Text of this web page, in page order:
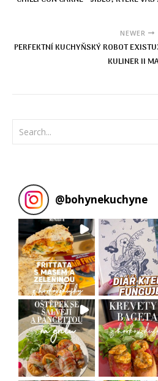
NEWER
PERFEKTNÍ KUCHYŇSKÝ ROBOT
KULINER II
@bohynekuchyne